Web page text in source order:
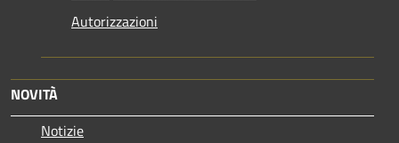
Autorizzazioni
NOVITÀ
Notizie